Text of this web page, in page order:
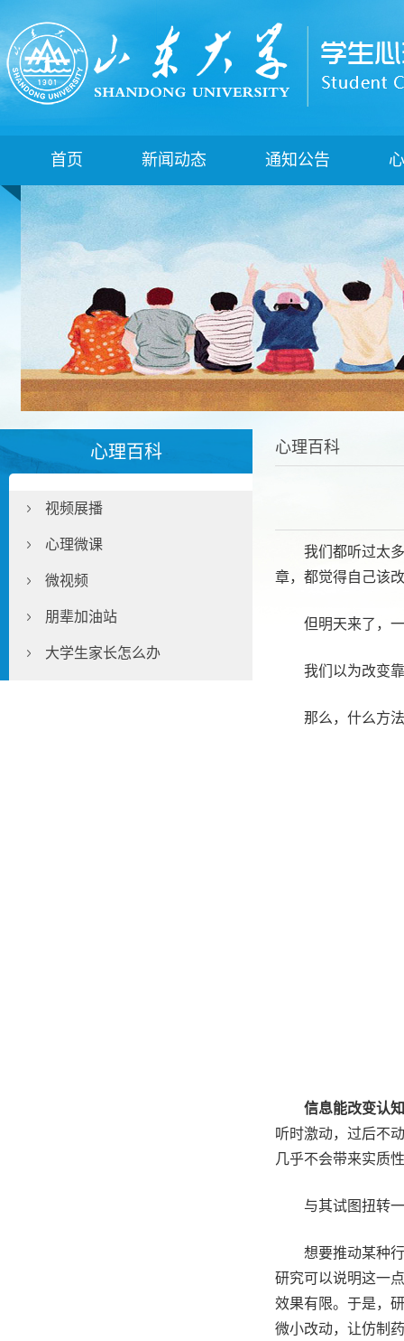
首页 新闻动态 通知公告
心理百科
视频展播
心理微课
微视频
朋辈加油站
大学生家长怎么办
心理百科
我们都听过太多
章，都觉得自己该
但明天来了，
我们以为改变
那么，什么方
信息能改变认
听时激动，过后不
几乎不会带来实质
与其试图扭转
想要推动某种
研究可以说明这一
效果有限。于是，
微小改动，让仿制